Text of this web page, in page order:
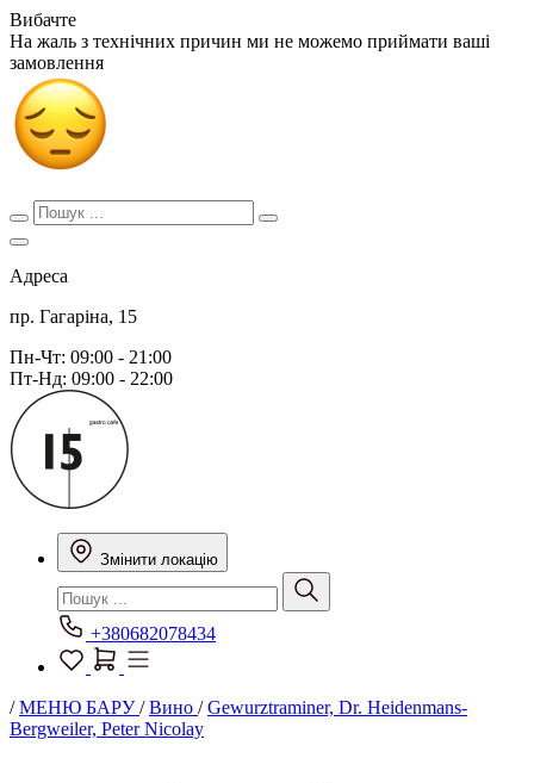
Вибачте
На жаль з технічних причин ми не можемо приймати ваші
замовлення
Адреса
пр. Гагаріна, 15
Пн-Чт: 09:00 - 21:00
Пт-Нд: 09:00 - 22:00
Змінити локацію
+380682078434
/МЕНЮ БАРУ/Вино /Gewurztraminer, Dr. Heidenmans-
Bergweiler, Peter Nicolay